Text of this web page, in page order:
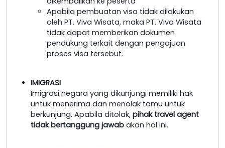
Apabila pembuatan visa tidak dilakukan
oleh PT. Viva Wisata, maka PT. Viva Wisata
tidak dapat memberikan dokumen
pendukung terkait dengan pengajuan
proses visa tersebut.
IMIGRASI
Imigrasi negara yang dikunjungi memiliki hak
untuk menerima dan menolak tamu untuk
berkunjung. Apabila ditolak, pihak travel agent
tidak bertanggung jawab akan hal ini.